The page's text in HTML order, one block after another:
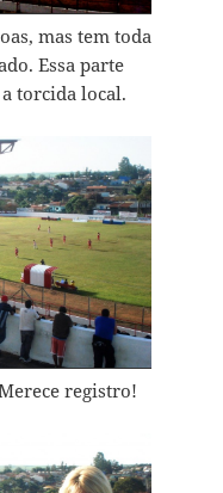
mas tem toda
Essa parte
torcida local.
registro!